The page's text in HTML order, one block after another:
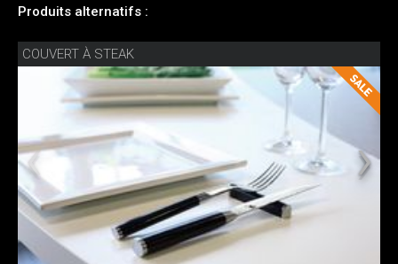
Produits alternatifs :
COUVERT À STEAK